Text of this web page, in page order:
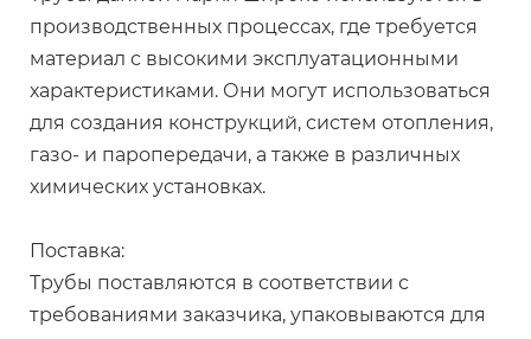
производственных процессах, где требуется
материал с высокими эксплуатационными
характеристиками. Они могут использоваться
для создания конструкций, систем отопления,
газо- и паропередачи, а также в различных
химических установках.
Поставка:
Трубы поставляются в соответствии с
требованиями заказчика, упаковываются для